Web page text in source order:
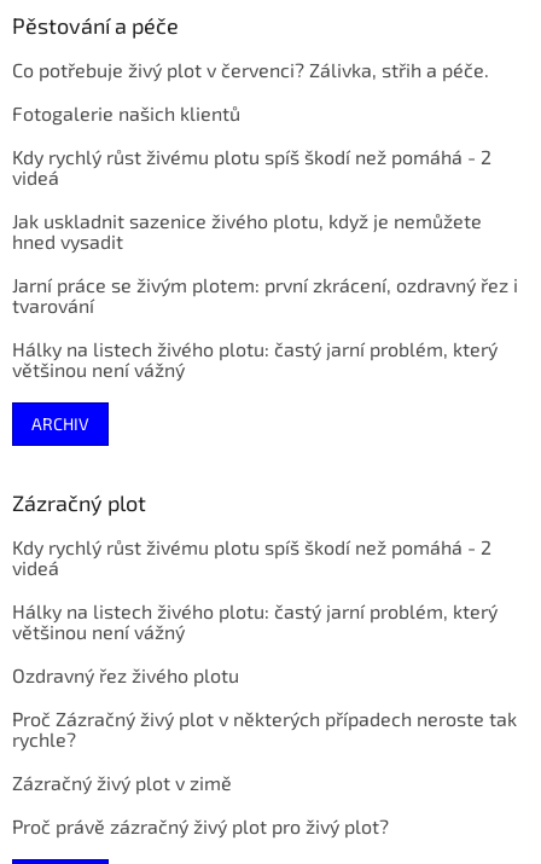
Pěstování a péče
Co potřebuje živý plot v červenci? Zálivka, střih a péče.
Fotogalerie našich klientů
Kdy rychlý růst živému plotu spíš škodí než pomáhá - 2
videá
Jak uskladnit sazenice živého plotu, když je nemůžete
hned vysadit
Jarní práce se živým plotem: první zkrácení, ozdravný řez i
tvarování
Hálky na listech živého plotu: častý jarní problém, který
většinou není vážný
ARCHIV
Zázračný plot
Kdy rychlý růst živému plotu spíš škodí než pomáhá - 2
videá
Hálky na listech živého plotu: častý jarní problém, který
většinou není vážný
Ozdravný řez živého plotu
Proč Zázračný živý plot v některých případech neroste tak
rychle?
Zázračný živý plot v zimě
Proč právě zázračný živý plot pro živý plot?